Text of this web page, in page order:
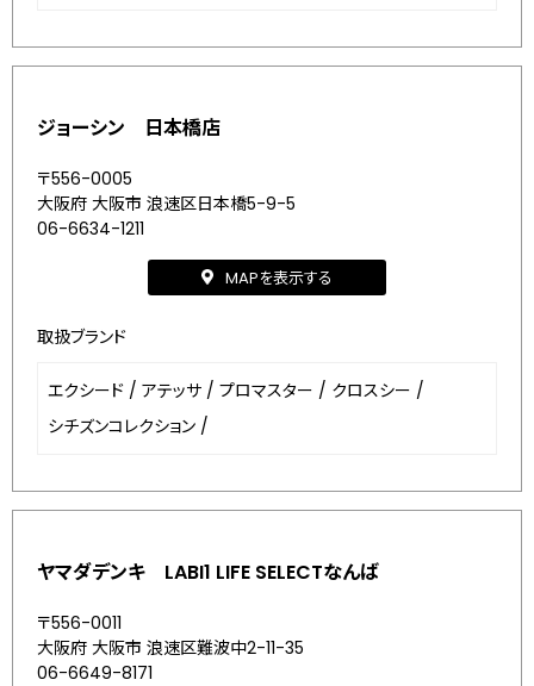
ジョーシン 日本橋店
〒556-0005
大阪府 大阪市 浪速区日本橋5-9-5
06-6634-1211
MAPを表示する
取扱ブランド
エクシード / アテッサ / プロマスター / クロスシー /
シチズンコレクション /
ヤマダデンキ LABI1 LIFE SELECTなんば
〒556-0011
大阪府 大阪市 浪速区難波中2-11-35
06-6649-8171